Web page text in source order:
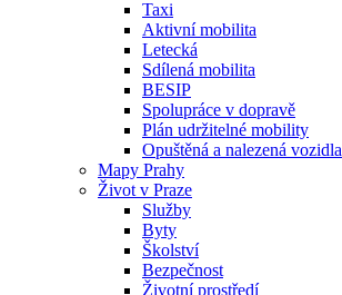
Taxi
Aktivní mobilita
Letecká
Sdílená mobilita
BESIP
Spolupráce v dopravě
Plán udržitelné mobility
Opuštěná a nalezená vozidla
Mapy Prahy
Život v Praze
Služby
Byty
Školství
Bezpečnost
Životní prostředí